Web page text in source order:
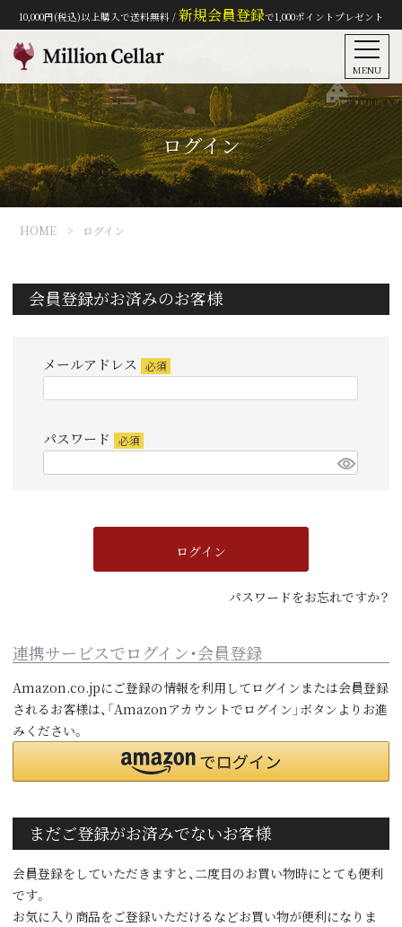
10,000円(税込)以上購入で送料無料 / 新規会員登録で1,000ポイントプレゼント
MENU
ログイン
HOME ログイン
会員登録がお済みのお客様
メールアドレス
パスワード
ログイン
パスワードをお忘れですか？
連携サービスでログイン・会員登録
Amazon.co.jpにご登録の情報を利用してログインまたは会員登録
されるお客様は、「Amazonアカウントでログイン」ボタンよりお進
みください。
まだご登録がお済みでないお客様
会員登録をしていただきますと、二度目のお買い物時にとても便利
です。
お気に入り商品をご登録いただけるなどお買い物が便利になりま